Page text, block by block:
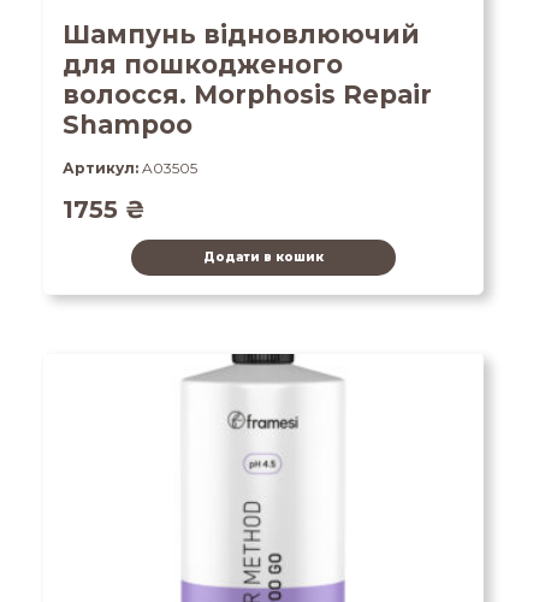
Шампунь відновлюючий
для пошкодженого
волосся. Morphosis Repair
Shampoo
Артикул: A03505
1755 ₴
Додати в кошик